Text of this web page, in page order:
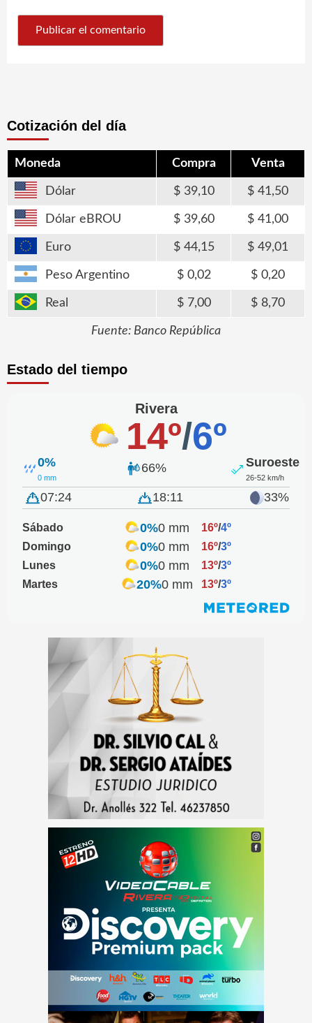
Cotización del día
Moneda Compra Venta
Dólar 39,10 41,50
Dólar eBROU 39,60 41,00
Euro 44,15 49,01
Peso Argentino 0,02 0,20
Real 7,00 8,70
Fuente: Banco República
Estado del tiempo
Rivera
14º/6º
0%
0 mm
66% Suroeste
26-52 km/h
07:24 18:11 33%
Sábado 0%0 mm 16º/4º
Domingo
0%0 mm 16º/3º
Lunes
0%0 mm 13º/3º
Martes
20%0 mm 13º/3º